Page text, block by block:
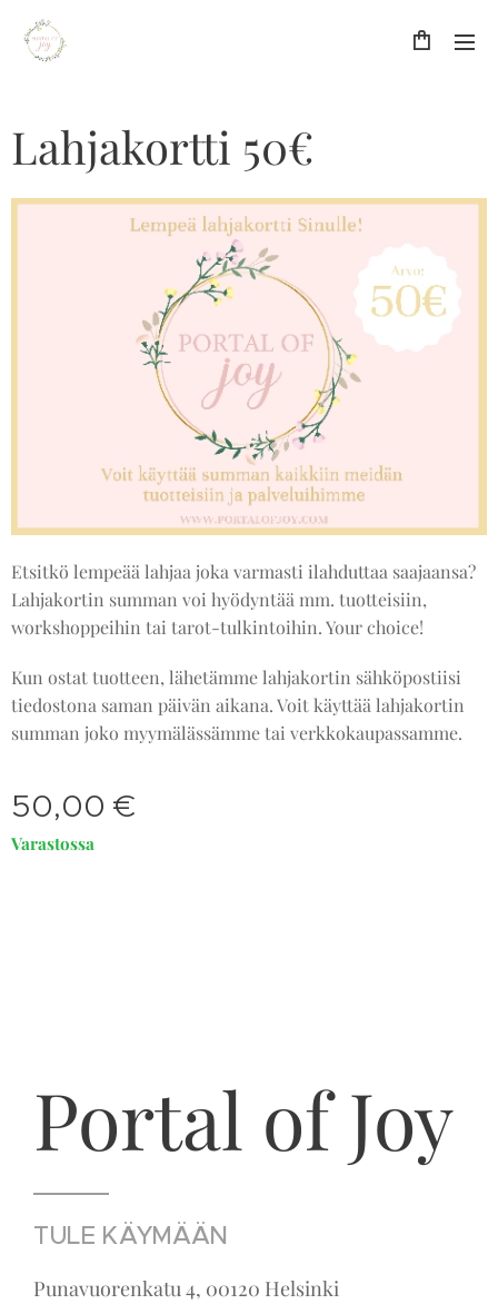
Lahjakortti 50€
Etsitkö lempeää lahjaa joka varmasti ilahduttaa saajaansa?
Lahjakortin summan voi hyödyntää mm. tuotteisiin,
workshoppeihin tai tarot-tulkintoihin. Your choice!
Kun ostat tuotteen, lähetämme lahjakortin sähköpostiisi
tiedostona saman päivän aikana. Voit käyttää lahjakortin
summan joko myymälässämme tai verkkokaupassamme.
50,00 €
Varastossa
Portal of Joy
TULE KÄYMÄÄN
Punavuorenkatu 4, 00120 Helsinki